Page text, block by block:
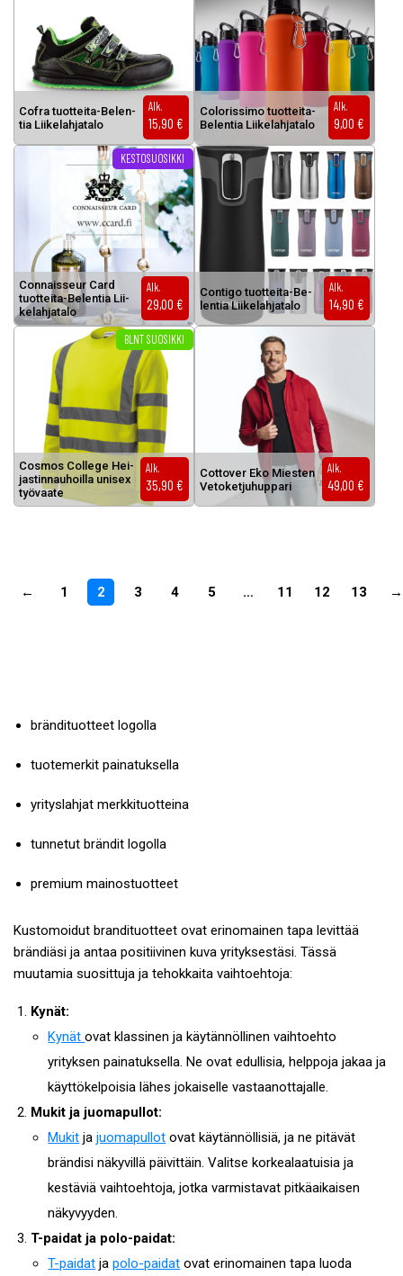
Cof­ra tuot­tei­ta-Be­len­
tia Lii­ke­lah­ja­ta­lo
Alk.
15,90 €
Co­lo­ris­si­mo tuot­tei­ta-
Be­len­tia Lii­ke­lah­ja­ta­lo
Alk.
9,00 €
Con­nais­seur Card
tuot­tei­ta-Be­len­tia Lii­
ke­lah­ja­ta­lo
Alk.
29,00 €
KESTOSUOSIKKI
Con­ti­go tuot­tei­ta-Be­
len­tia Lii­ke­lah­ja­ta­lo
Alk.
14,90 €
Cos­mos Col­le­ge Hei­
jas­tin­nau­hoil­la uni­sex
työ­vaa­te
Alk.
35,90 €
BLNT SUOSIKKI
Tällä tuotteella on useampi muunnelma. Voit tehdä valinnat
Cot­to­ver Eko Mies­ten
Ve­to­ket­ju­hup­pa­ri
Alk.
49,00 €
Tällä tuotteella on useampi
← 1 2 3 4 5 … 11 12 13 →
brändituotteet logolla
tuotemerkit painatuksella
yrityslahjat merkkituotteina
tunnetut brändit logolla
premium mainostuotteet
Kustomoidut brandituotteet ovat erinomainen tapa levittää
brändiäsi ja antaa positiivinen kuva yrityksestäsi. Tässä
muutamia suosittuja ja tehokkaita vaihtoehtoja:
Kynät:
Kynätovat klassinen ja käytännöllinen vaihtoehto
yrityksen painatuksella. Ne ovat edullisia, helppoja jakaa ja
käyttökelpoisia lähes jokaiselle vastaanottajalle.
Mukit ja juomapullot:
Mukit jajuomapullot ovat käytännöllisiä, ja ne pitävät
brändisi näkyvillä päivittäin. Valitse korkealaatuisia ja
kestäviä vaihtoehtoja, jotka varmistavat pitkäaikaisen
näkyvyyden.
T-paidat ja polo-paidat:
T-paidat japolo-paidat ovat erinomainen tapa luoda